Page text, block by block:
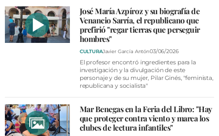
José María Azpíroz y su biografía de
Venancio Sarría, el republicano que
prefirió "regar tierras que perseguir
hombres"
CULTURAJavier García Antón03/06/2026
El profesor encontró ingredientes para la
investigación y la divulgación de este
personaje y de su mujer, Pilar Ginés, "feminista,
republicana y socialista"
Mar Benegas en la Feria del Libro: "Hay
que proteger contra viento y marea los
clubes de lectura infantiles"